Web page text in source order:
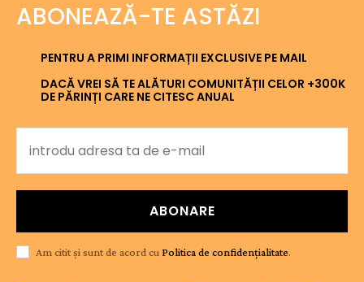
ABONEAZĂ-TE ASTĂZI
PENTRU A PRIMI INFORMAȚII EXCLUSIVE PE MAIL
DACĂ VREI SĂ TE ALĂTURI COMUNITĂȚII CELOR +300K
DE PĂRINȚI CARE NE CITESC ANUAL
ABONARE
Am citit și sunt de acord cu Politica de confidențialitate.